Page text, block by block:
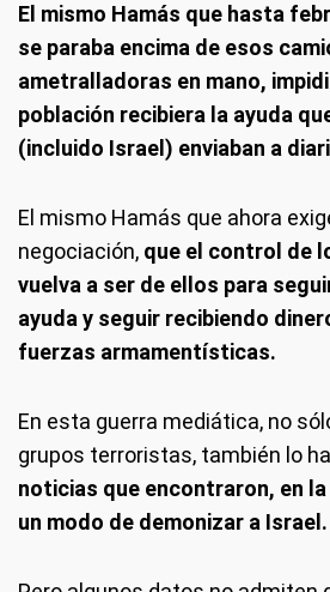
El mismo Hamás que hasta
se paraba encima de esos
ametralladoras en mano,
población recibiera la ayuda
(incluido Israel) enviaban a
El mismo Hamás que ahora
negociación, que el control de
vuelva a ser de ellos para
ayuda y seguir recibiendo
fuerzas armamentísticas.
En esta guerra mediática, no
grupos terroristas, también lo
noticias que encontraron, en
un modo de demonizar a Israel.